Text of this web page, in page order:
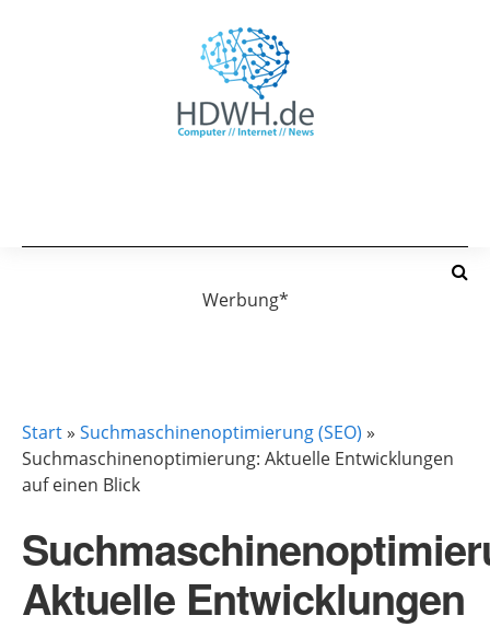
Werbung*
Start» Suchmaschinenoptimierung (SEO) »
Suchmaschinenoptimierung: Aktuelle Entwicklungen
auf einen Blick
Aktuelle Entwicklungen